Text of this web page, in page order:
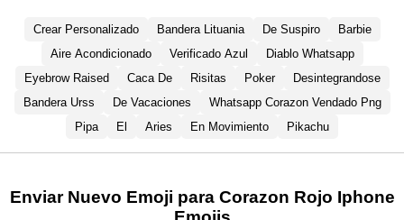
Crear Personalizado Bandera Lituania De Suspiro
Barbie
Aire Acondicionado
Verificado Azul
Diablo Whatsapp
Eyebrow Raised
Caca De Risitas Poker
Desintegrandose
Bandera Urss
De Vacaciones
Whatsapp Corazon Vendado Png
Pipa
El Aries En Movimiento Pikachu
Enviar Nuevo Emoji para Corazon Rojo Iphone